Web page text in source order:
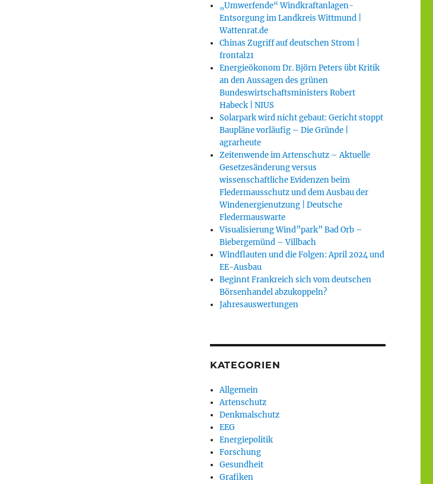
„Umwerfende“ Windkraftanlagen-
Entsorgung im Landkreis Wittmund |
Wattenrat.de
Chinas Zugriff auf deutschen Strom |
frontal21
Energieökonom Dr. Björn Peters übt Kritik
an den Aussagen des grünen
Bundeswirtschaftsministers Robert
Habeck | NIUS
Solarpark wird nicht gebaut: Gericht stoppt
Baupläne vorläufig – Die Gründe |
agrarheute
Zeitenwende im Artenschutz – Aktuelle
Gesetzesänderung versus
wissenschaftliche Evidenzen beim
Fledermausschutz und dem Ausbau der
Windenergienutzung | Deutsche
Fledermauswarte
Visualisierung Wind”park” Bad Orb –
Biebergemünd – Villbach
Windflauten und die Folgen: April 2024 und
EE-Ausbau
Beginnt Frankreich sich vom deutschen
Börsenhandel abzukoppeln?
Jahresauswertungen
KATEGORIEN
Allgemein
Artenschutz
Denkmalschutz
EEG
Energiepolitik
Forschung
Gesundheit
Grafiken